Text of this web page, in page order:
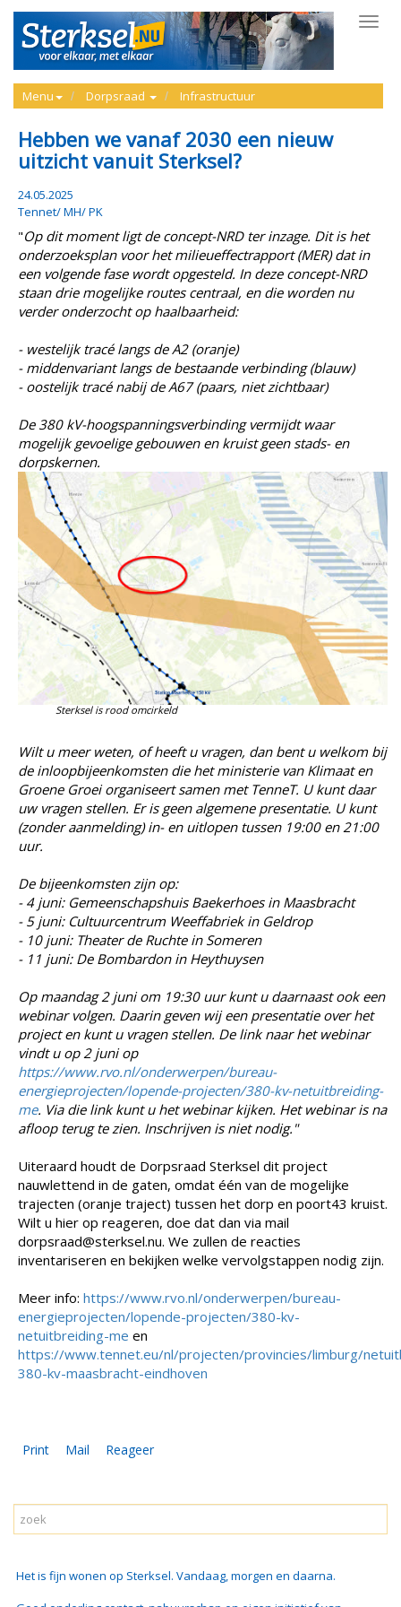
Menu Dorpsraad Infrastructuur
Hebben we vanaf 2030 een nieuw
uitzicht vanuit Sterksel?
24.05.2025
Tennet/ MH/ PK
"Op dit moment ligt de concept-NRD ter inzage. Dit is het
onderzoeksplan voor het milieueffectrapport (MER) dat in
een volgende fase wordt opgesteld. In deze concept-NRD
staan drie mogelijke routes centraal, en die worden nu
verder onderzocht op haalbaarheid:
- westelijk tracé langs de A2 (oranje)
- middenvariant langs de bestaande verbinding (blauw)
- oostelijk tracé nabij de A67 (paars, niet zichtbaar)
De 380 kV-hoogspanningsverbinding vermijdt waar
mogelijk gevoelige gebouwen en kruist geen stads- en
dorpskernen.
Sterksel is rood omcirkeld
Wilt u meer weten, of heeft u vragen, dan bent u welkom bij
de inloopbijeenkomsten die het ministerie van Klimaat en
Groene Groei organiseert samen met TenneT. U kunt daar
uw vragen stellen. Er is geen algemene presentatie. U kunt
(zonder aanmelding) in- en uitlopen tussen 19:00 en 21:00
uur.
De bijeenkomsten zijn op:
- 4 juni: Gemeenschapshuis Baekerhoes in Maasbracht
- 5 juni: Cultuurcentrum Weeffabriek in Geldrop
- 10 juni: Theater de Ruchte in Someren
- 11 juni: De Bombardon in Heythuysen
Op maandag 2 juni om 19:30 uur kunt u daarnaast ook een
webinar volgen. Daarin geven wij een presentatie over het
project en kunt u vragen stellen. De link naar het webinar
vindt u op 2 juni op
https://www.rvo.nl/onderwerpen/bureau-
energieprojecten/lopende-projecten/380-kv-netuitbreiding-
me. Via die link kunt u het webinar kijken. Het webinar is na
afloop terug te zien. Inschrijven is niet nodig."
Uiteraard houdt de Dorpsraad Sterksel dit project
nauwlettend in de gaten, omdat één van de mogelijke
trajecten (oranje traject) tussen het dorp en poort43 kruist.
Wilt u hier op reageren, doe dat dan via mail
dorpsraad@sterksel.nu. We zullen de reacties
inventariseren en bekijken welke vervolgstappen nodig zijn.
Meer info: https://www.rvo.nl/onderwerpen/bureau-
energieprojecten/lopende-projecten/380-kv-
netuitbreiding-me en
https://www.tennet.eu/nl/projecten/provincies/limburg/
380-kv-maasbracht-eindhoven
Print Mail Reageer
Het is fijn wonen op Sterksel. Vandaag, morgen en daarna.